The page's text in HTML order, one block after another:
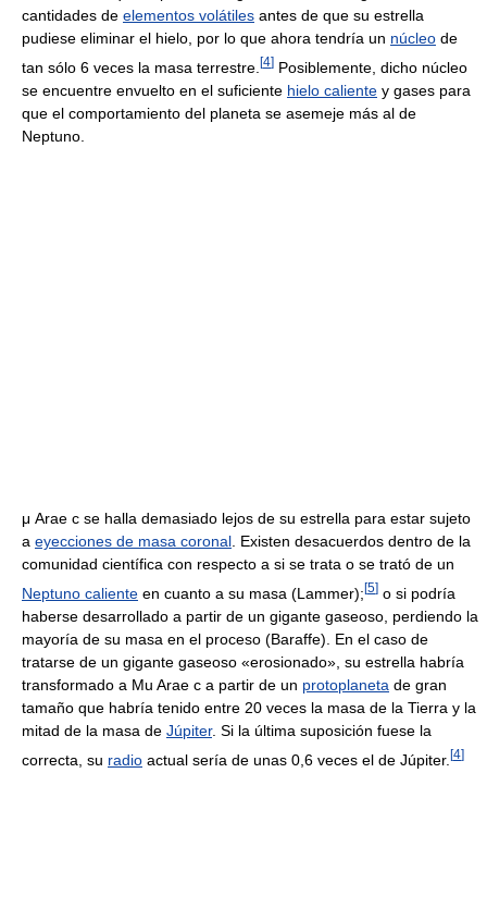
cantidades de elementos volátiles antes de que su estrella
pudiese eliminar el hielo, por lo que ahora tendría un núcleo de
tan sólo 6 veces la masa terrestre. [4] Posiblemente, dicho núcleo
se encuentre envuelto en el suficiente hielo caliente y gases para
que el comportamiento del planeta se asemeje más al de
Neptuno.
μ Arae c se halla demasiado lejos de su estrella para estar sujeto
a eyecciones de masa coronal . Existen desacuerdos dentro de la
comunidad científica con respecto a si se trata o se trató de un
Neptuno caliente en cuanto a su masa (Lammer);[5] o si podría
haberse desarrollado a partir de un gigante gaseoso, perdiendo la
mayoría de su masa en el proceso (Baraffe). En el caso de
tratarse de un gigante gaseoso «erosionado», su estrella habría
transformado a Mu Arae c a partir de un protoplaneta de gran
tamaño que habría tenido entre 20 veces la masa de la Tierra y la
mitad de la masa de Júpiter. Si la última suposición fuese la
correcta, su radio actual sería de unas 0,6 veces el de Júpiter. [4]